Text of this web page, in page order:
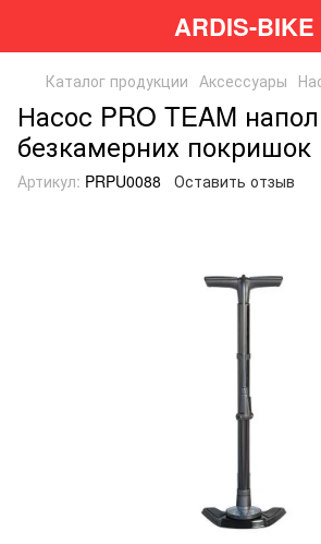
ARDIS-BIKE
Каталог продукции Аксессуары
Насос PRO TEAM
безкамерних покришок
Артикул: PRPU0088 Оставить отзыв